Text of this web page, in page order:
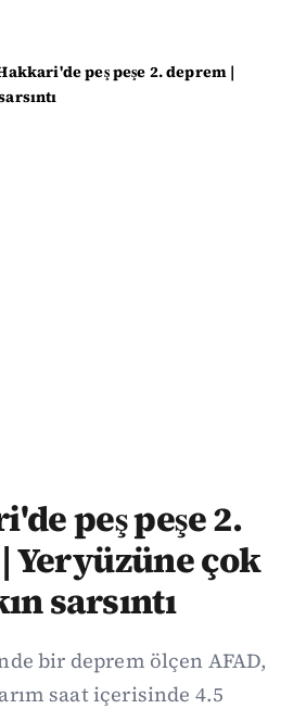
peş peşe 2. deprem |
peş peşe 2.
Yeryüzüne çok
sarsıntı
bir deprem ölçen AFAD,
saat içerisinde 4.5